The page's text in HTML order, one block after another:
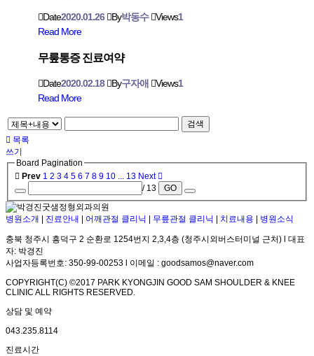
Date2020.01.26 By박동수 Views1
Read More
무뤂통증 진료여약
Date2020.02.18 By구자애 Views1
Read More
검색
목록
쓰기
Board Pagination
Prev 1 2 3 4 5 6 7 8 9 10 13 Next
/ 13
GO
병원소개 진료안내 어깨관절 클리닉 무릎관절 클리닉 치료내용 병원소식
충북 청주시 흥덕구 2 순환로 1254번지 2,3,4층 (청주시외버스터미널 근처) l 대표
자: 박경진
사업자등록번호: 350-99-00253 l 이메일 : goodsamos@naver.com
COPYRIGHT(C) ©2017 PARK KYONGJIN GOOD SAM SHOULDER & KNEE
CLINIC ALL RIGHTS RESERVED.
상담 및 예약
043.235.8114
진료시간